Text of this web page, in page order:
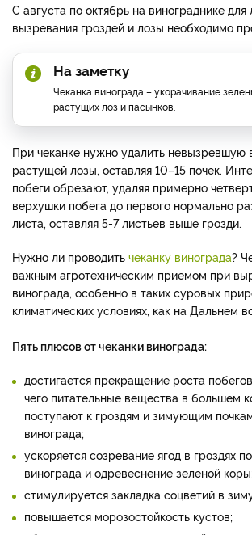
С августа по октябрь на винограднике для
вызревания гроздей и лозы необходимо
На заметку
Чеканка винограда – укорачивание
растущих лоз и пасынков.
При чеканке нужно удалить невызревшую
растущей лозы, оставляя 10–15 почек.
побеги обрезают, удаляя примерно
верхушки побега до первого нормально
листа, оставляя 5-7 листьев выше грозди.
Нужно ли проводить чеканку винограда?
важным агротехническим приемом при
винограда, особенно в таких суровых
климатических условиях, как на Дальнем
Пять плюсов от чеканки винограда:
достигается прекращение роста
чего питательные вещества в большем
поступают к гроздям и зимующим
винограда;
ускоряется созревание ягод в гроздях
винограда и одревеснение зеленой коры;
стимулируется закладка соцветий в
повышается морозостойкость кустов;